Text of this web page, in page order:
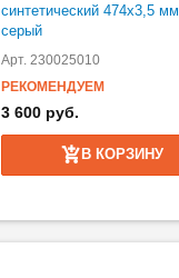
синтетический 474х3,5 мм
серый
Арт. 230025010
РЕКОМЕНДУЕМ
3 600 руб.
В КОРЗИНУ